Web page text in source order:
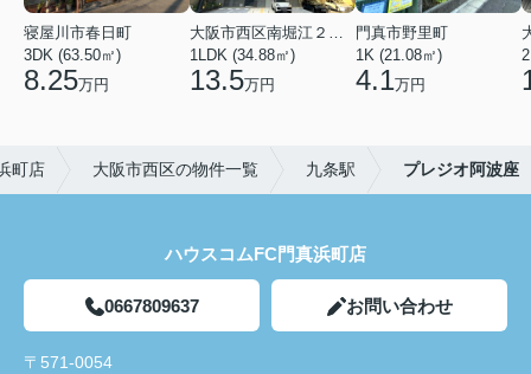
寝屋川市春日町
3DK (63.50㎡)
8.25万円
大阪市西区南堀江２丁目
1LDK (34.88㎡)
13.5万円
門真市野里町
1K (21.08㎡)
4.1万円
町店 大阪市西区の物件一覧 九条駅 プレジオ阿波座
ハウスコムFC門真浜町店
0667809637 お問い合わせ
〒571-0054